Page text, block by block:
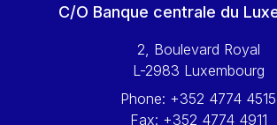
Wolfgang Ketterle
Yossi Beillin
C/O Banque centrale du
2, Boulevard Royal
L-2983 Luxembourg
Phone: +352 4774 4515
Fax: +352 4774 4911